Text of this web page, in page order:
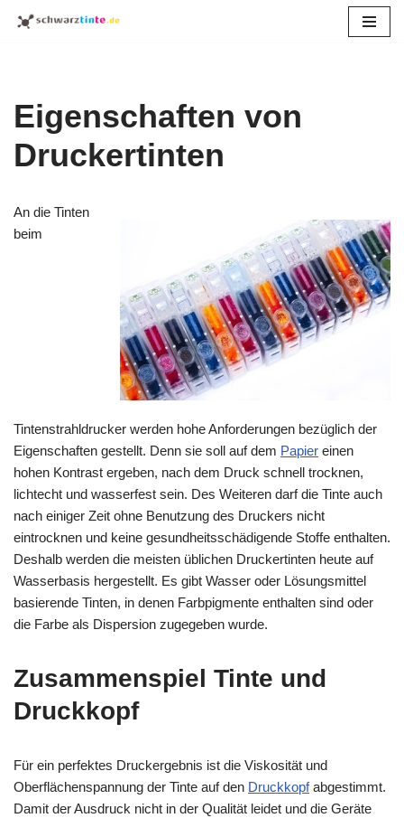
Eigenschaften von
Druckertinten
An die Tinten
beim
Tintenstrahldrucker werden hohe Anforderungen bezüglich der
Eigenschaften gestellt. Denn sie soll auf dem Papier einen
hohen Kontrast ergeben, nach dem Druck schnell trocknen,
lichtecht und wasserfest sein. Des Weiteren darf die Tinte auch
nach einiger Zeit ohne Benutzung des Druckers nicht
eintrocknen und keine gesundheitsschädigende Stoffe enthalten.
Deshalb werden die meisten üblichen Druckertinten heute auf
Wasserbasis hergestellt. Es gibt Wasser oder Lösungsmittel
basierende Tinten, in denen Farbpigmente enthalten sind oder
die Farbe als Dispersion zugegeben wurde.
Zusammenspiel Tinte und
Druckkopf
Für ein perfektes Druckergebnis ist die Viskosität und
Oberflächenspannung der Tinte auf den Druckkopfabgestimmt.
Damit der Ausdruck nicht in der Qualität leidet und die Geräte